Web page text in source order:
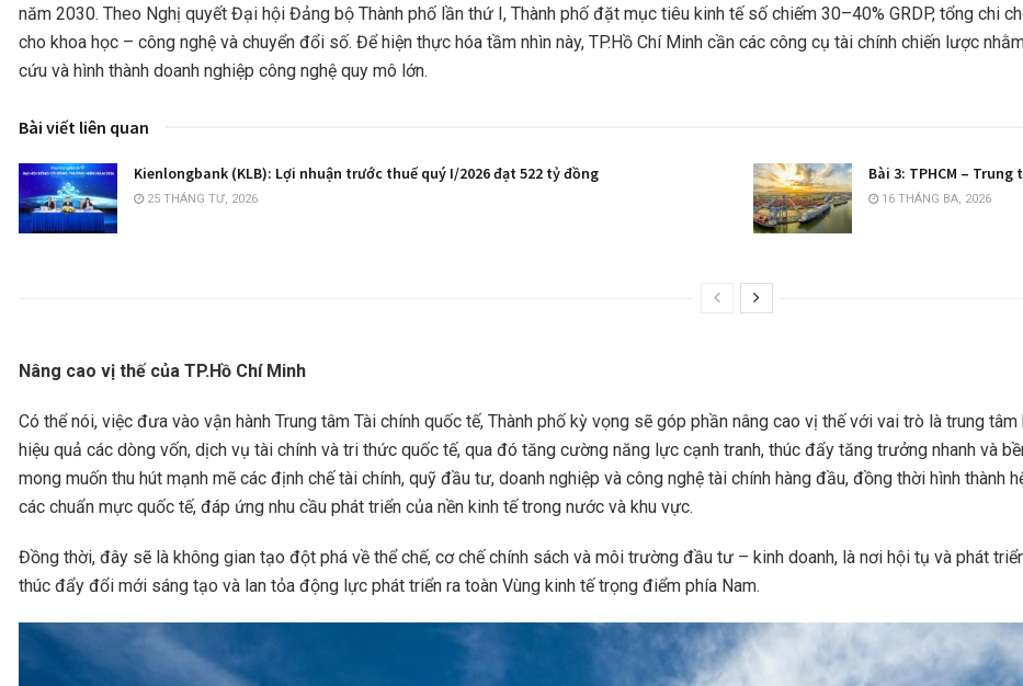
năm 2030. Theo Nghị quyết Đại hội Đảng bộ Thành phố lần thứ I, Thành phố đặt mục tiêu kinh tế số chiếm 30–40% GRDP, tổng chi
cho khoa học – công nghệ và chuyển đổi số. Để hiện thực hóa tầm nhìn này, TP.Hồ Chí Minh cần các công cụ tài chính chiến lược
cứu và hình thành doanh nghiệp công nghệ quy mô lớn.
Bài viết liên quan
Kienlongbank (KLB): Lợi nhuận trước thuế quý I/2026 đạt 522 tỷ đồng
25 THÁNG TƯ, 2026
Bài 3: TPHCM –
16 THÁNG BA, 2026
Nâng cao vị thế của TP.Hồ Chí Minh
Có thể nói, việc đưa vào vận hành Trung tâm Tài chính quốc tế, Thành phố kỳ vọng sẽ góp phần nâng cao vị thế với vai trò là trung
hiệu quả các dòng vốn, dịch vụ tài chính và tri thức quốc tế, qua đó tăng cường năng lực cạnh tranh, thúc đẩy tăng trưởng nhanh và
mong muốn thu hút mạnh mẽ các định chế tài chính, quỹ đầu tư, doanh nghiệp và công nghệ tài chính hàng đầu, đồng thời hình thành
các chuẩn mực quốc tế, đáp ứng nhu cầu phát triển của nền kinh tế trong nước và khu vực.
Đồng thời, đây sẽ là không gian tạo đột phá về thể chế, cơ chế chính sách và môi trường đầu tư – kinh doanh, là nơi hội tụ và phát
thúc đẩy đổi mới sáng tạo và lan tỏa động lực phát triển ra toàn Vùng kinh tế trọng điểm phía Nam.